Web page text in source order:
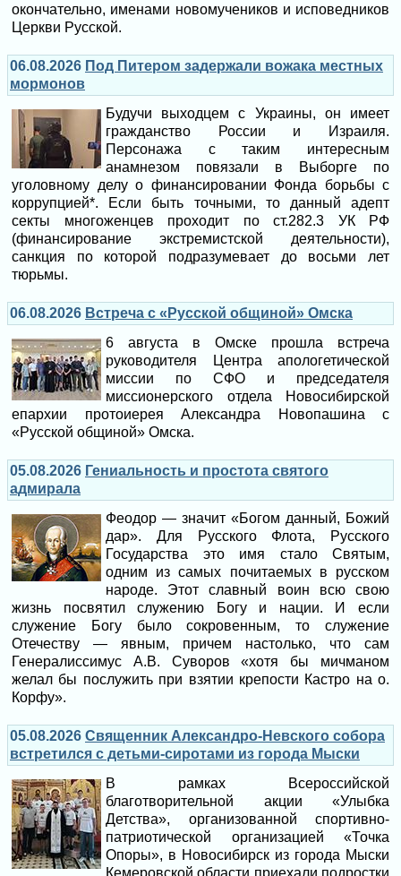
окончательно, именами новомучеников и исповедников
Церкви Русской.
06.08.2026 Под Питером задержали вожака местных
мормонов
Будучи выходцем с Украины, он имеет
гражданство России и Израиля.
Персонажа с таким интересным
анамнезом повязали в Выборге по
уголовному делу о финансировании Фонда борьбы с
коррупцией*. Если быть точными, то данный адепт
секты многоженцев проходит по ст.282.3 УК РФ
(финансирование экстремистской деятельности),
санкция по которой подразумевает до восьми лет
тюрьмы.
06.08.2026 Встреча с «Русской общиной» Омска
6 августа в Омске прошла встреча
руководителя Центра апологетической
миссии по СФО и председателя
миссионерского отдела Новосибирской
епархии протоиерея Александра Новопашина с
«Русской общиной» Омска.
05.08.2026 Гениальность и простота святого
адмирала
Феодор — значит «Богом данный, Божий
дар». Для Русского Флота, Русского
Государства это имя стало Святым,
одним из самых почитаемых в русском
народе. Этот славный воин всю свою
жизнь посвятил служению Богу и нации. И если
служение Богу было сокровенным, то служение
Отечеству — явным, причем настолько, что сам
Генералиссимус А.В. Суворов «хотя бы мичманом
желал бы послужить при взятии крепости Кастро на о.
Корфу».
05.08.2026 Священник Александро-Невского собора
встретился с детьми-сиротами из города Мыски
В рамках Всероссийской
благотворительной акции «Улыбка
Детства», организованной спортивно-
патриотической организацией «Точка
Опоры», в Новосибирск из города Мыски
Кемеровской области приехали подростки